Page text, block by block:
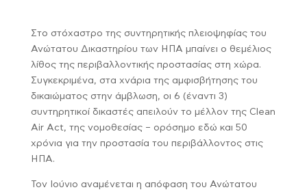
Στο στόχαστρο της συντηρητικής πλειοψηφίας του
Ανώτατου Δικαστηρίου των ΗΠΑ μπαίνει ο θεμέλιος
λίθος της περιβαλλοντικής προστασίας στη χώρα.
Συγκεκριμένα, στα χνάρια της αμφισβήτησης του
δικαιώματος στην άμβλωση, οι 6 (έναντι 3)
συντηρητικοί δικαστές απειλούν το μέλλον της Clean
Air Act, της νομοθεσίας – ορόσημο εδώ και 50
χρόνια για την προστασία του περιβάλλοντος στις
ΗΠΑ.
Τον Ιούνιο αναμένεται η απόφαση του Ανώτατου